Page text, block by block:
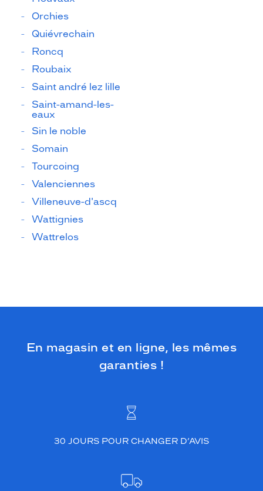
Orchies
Quiévrechain
Roncq
Roubaix
Saint andré lez lille
Saint-amand-les-
eaux
Sin le noble
Somain
Tourcoing
Valenciennes
Villeneuve-d'ascq
Wattignies
Wattrelos
En magasin et en ligne, les mêmes
garanties !
30 JOURS POUR CHANGER D’AVIS